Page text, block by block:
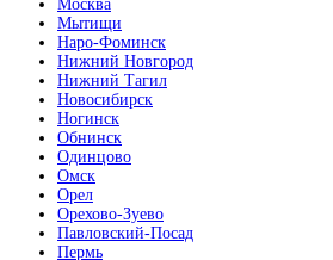
Москва
Мытищи
Наро-Фоминск
Нижний Новгород
Нижний Тагил
Новосибирск
Ногинск
Обнинск
Одинцово
Омск
Орел
Орехово-Зуево
Павловский-Посад
Пермь